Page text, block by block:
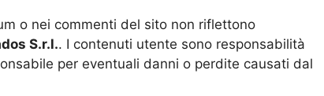
o nei commenti del sito non riflettono
S.r.l.. I contenuti utente sono responsabilità
per eventuali danni o perdite causati dal